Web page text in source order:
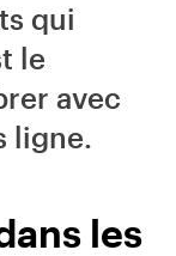
qui
le
avec
ligne.
les